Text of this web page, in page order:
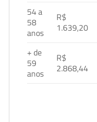
54 a
58
anos
R$
1.639,20
+ de
59
anos
R$
2.868,44